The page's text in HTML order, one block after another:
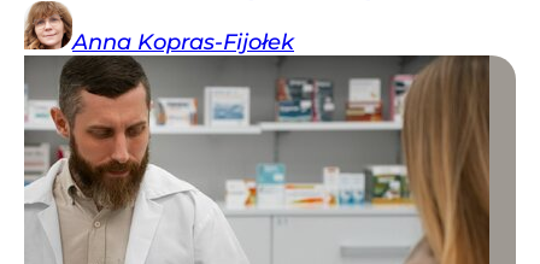
Anna Kopras-Fijołek